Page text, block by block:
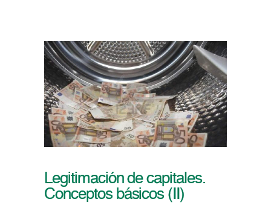
Legitimación de capitales.
Conceptos básicos (II)